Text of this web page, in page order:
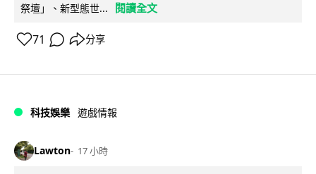
祭壇」、新型態世...
閱讀全文
71 分享
科技娛樂 遊戲情報
Lawton 17 小時